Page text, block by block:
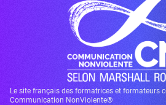
Le site français des formatrices et formateurs
Communication NonViolente®